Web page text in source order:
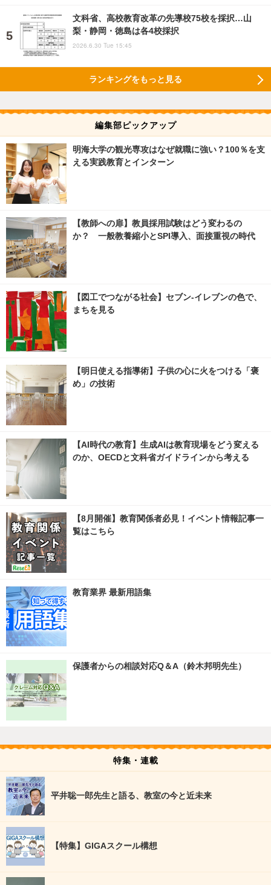
文科省、高校教育改革の先導校75校を採択…山
梨・静岡・徳島は各4校採択
2026.6.30 Tue 15:45
ランキングをもっと見る
編集部ピックアップ
明海大学の観光専攻はなぜ就職に強い？100％を支
える実践教育とインターン
【教師への扉】教員採用試験はどう変わるの
か？ 一般教養縮小とSPI導入、面接重視の時代
【図工でつながる社会】セブン‐イレブンの色で、
まちを見る
【明日使える指導術】子供の心に火をつける「褒
め」の技術
【AI時代の教育】生成AIは教育現場をどう変える
のか、OECDと文科省ガイドラインから考える
【8月開催】教育関係者必見！イベント情報記事一
覧はこちら
教育業界 最新用語集
保護者からの相談対応Q＆A（鈴木邦明先生）
特集・連載
平井聡一郎先生と語る、教室の今と近未来
【特集】GIGAスクール構想